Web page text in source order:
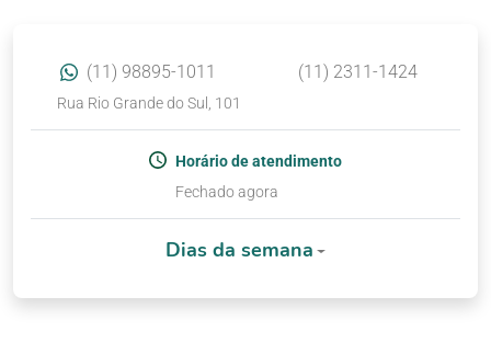
(11) 98895-1011 (11) 2311-1424
Rua Rio Grande do Sul, 101
Horário de atendimento
Fechado agora
Dias da semana